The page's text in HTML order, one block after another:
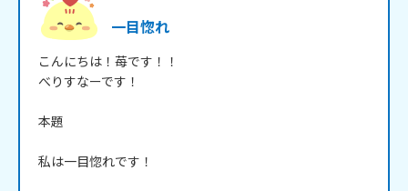
一目惚れ
こんにちは！苺です！！
べりすなーです！
本題
私は一目惚れです！